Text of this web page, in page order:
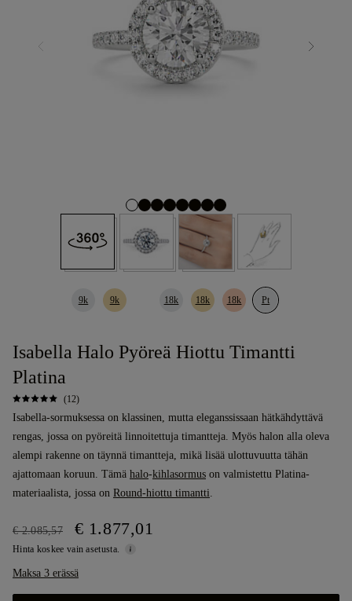
9k 9k 18k 18k 18k Pt
Isabella Halo Pyöreä Hiottu Timantti
Platina
(12)
Isabella-sormuksessa on klassinen, mutta eleganssissaan hätkähdyttävä
rengas, jossa on pyöreitä linnoitettuja timantteja. Myös halon alla oleva
alempi rakenne on täynnä timantteja, mikä lisää ulottuvuutta tähän
ajattomaan koruun. Tämä halo-kihlasormus on valmistettu Platina-
materiaalista, jossa on Round-hiottu timantti.
€ 2.085,57 € 1.877,01
Hinta koskee vain asetusta.
Maksa 3 erässä